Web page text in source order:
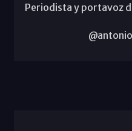
Periodista y portavoz